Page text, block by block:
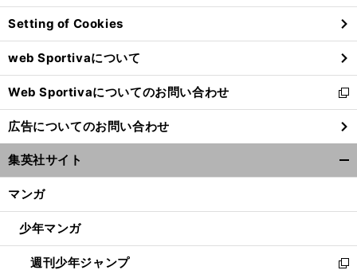
ン
ド
ウ
で
開
く
Setting of Cookies
web Sportivaについて
Web Sportivaについてのお問い合わせ
新
し
い
ウ
ィ
ン
ウ
開
く
広告についてのお問い合わせ
集英社サイト
マンガ
少年マンガ
週刊少年ジャンプ
新